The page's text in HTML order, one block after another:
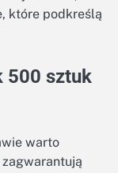
które podkreślą
500 sztuk
warto